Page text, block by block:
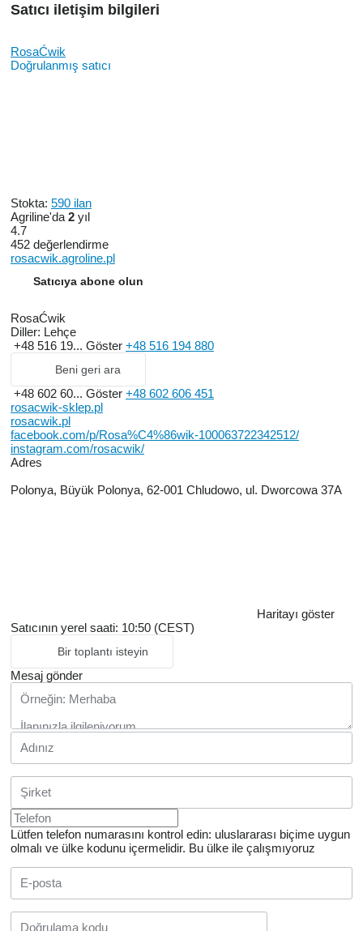
Satıcı iletişim bilgileri
RosaĆwik
Doğrulanmış satıcı
Stokta: 590 ilan
Agriline'da 2 yıl
4.7
452 değerlendirme
rosacwik.agroline.pl
Satıcıya abone olun
RosaĆwik
Diller: Lehçe
+48 516 19... Göster +48 516 194 880
Beni geri ara
+48 602 60... Göster +48 602 606 451
rosacwik-sklep.pl
rosacwik.pl
facebook.com/p/Rosa%C4%86wik-100063722342512/
instagram.com/rosacwik/
Adres
Polonya, Büyük Polonya, 62-001 Chludowo, ul. Dworcowa 37A
Haritayı göster
Satıcının yerel saati: 10:50 (CEST)
Bir toplantı isteyin
Mesaj gönder
Lütfen telefon numarasını kontrol edin: uluslararası biçime uygun
olmalı ve ülke kodunu içermelidir. Bu ülke ile çalışmıyoruz